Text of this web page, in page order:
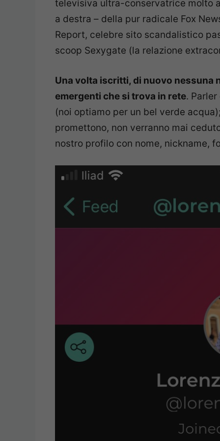
televisiva ultra-conservatrice molto
a destra – della pur radicale Fox
Report, celebre sito scandalistico
scoop Sexygate (la relazione
Una volta iscritti, di nuovo nessuna
emergenti che si trova in rete.
(noi optiamo per un bel verde
promettono, non verranno mai
nostro profilo con nome, nickname,